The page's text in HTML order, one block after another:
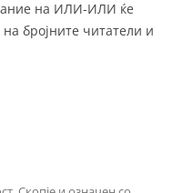
на ИЛИ-ИЛИ ќе
бројните читатели и